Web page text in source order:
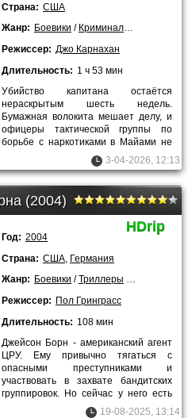
Страна: США
Жанр: Боевики / Криминальные
Режиссер: Джо Карнахан
Длительность: 1 ч 53 мин
Убийство капитана остаётся
нераскрытым шесть недель.
Бумажная волокита мешает делу, и
офицеры тактической группы по
борьбе с наркотиками в Майами не
могут с этим смириться. Злость
копится.
3-04-2026, 12:13
(2004)
HDrip
Год: 2004
Страна: США Германия
Жанр: Боевики /Триллеры
Режиссер: Пол Гринграсс
Длительность: 108 мин
Джейсон Борн - американский агент
ЦРУ. Ему привычно тягаться с
опасными преступниками и
участвовать в захвате бандитских
группировок. Но сейчас у него есть
любимая девушка, которую он не
19-08-2025, 13:14